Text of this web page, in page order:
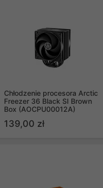
Chłodzenie procesora Arctic
Freezer 36 Black SI Brown
Box (AOCPU00012A)
139,00 zł